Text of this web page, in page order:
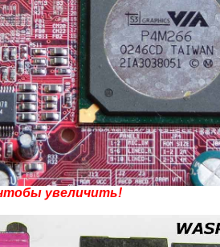
увеличить!